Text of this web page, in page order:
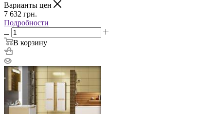
Варианты цен
7 632 грн.
Подробности
В корзину